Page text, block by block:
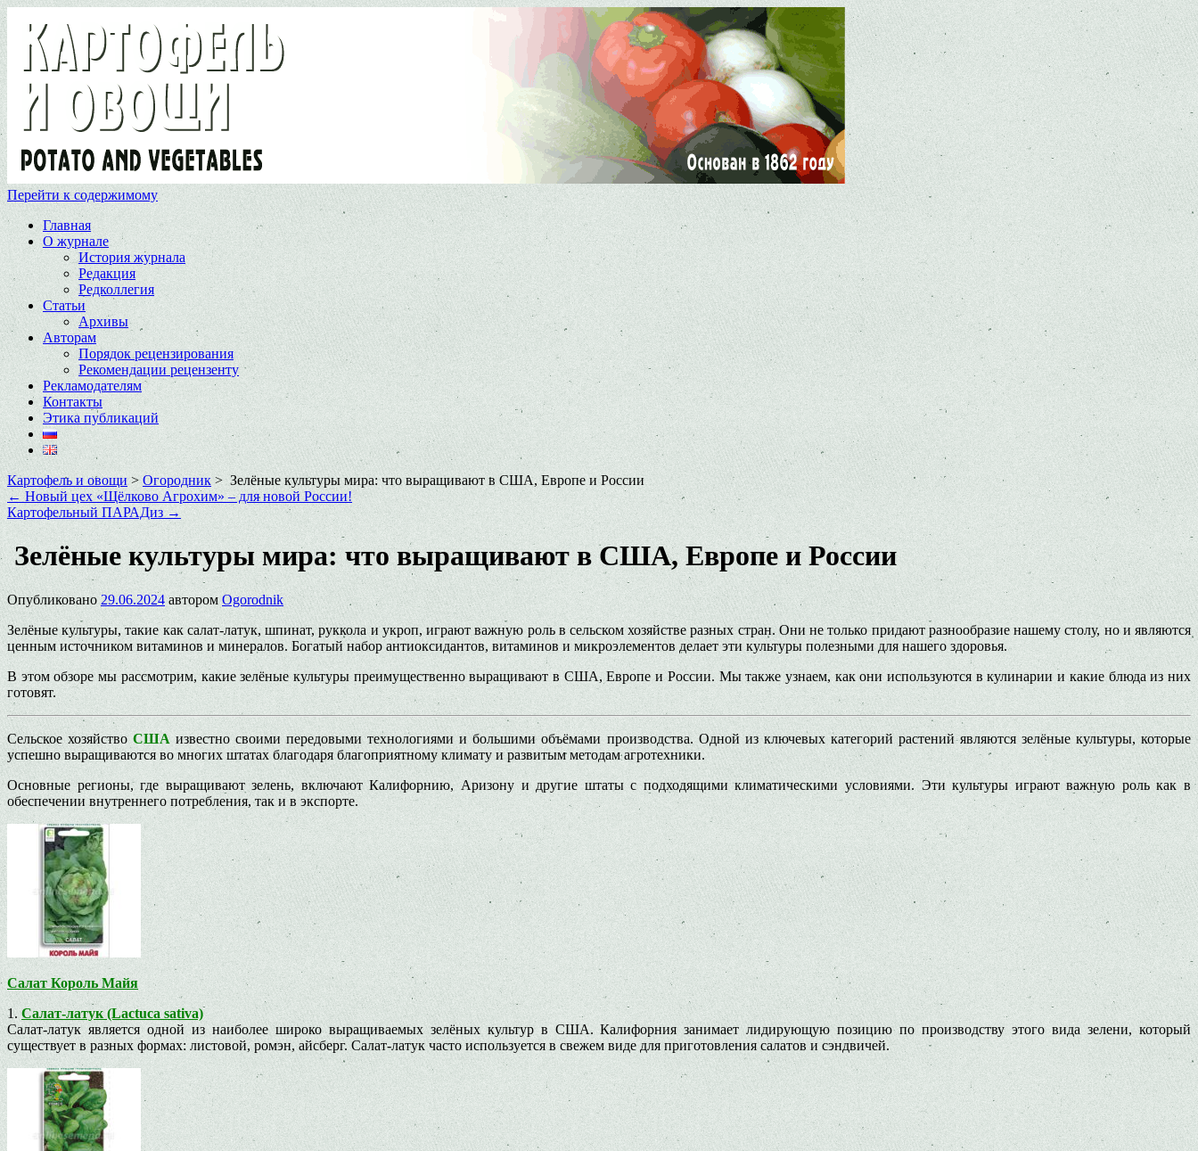
Перейти к содержимому
Главная
О журнале
История журнала
Редакция
Редколлегия
Статьи
Архивы
Авторам
Порядок рецензирования
Рекомендации рецензенту
Рекламодателям
Контакты
Этика публикаций
Картофель и овощи > Огородник >Зелёные культуры мира: что выращивают в США, Европе и России
← Новый цех «Щёлково Агрохим» – для новой России!
Картофельный ПАРАДиз→
Зелёные культуры мира: что выращивают в США, Европе и России
Опубликовано 29.06.2024 автором Ogorodnik
Зелёные культуры, такие как салат-латук, шпинат, руккола и укроп, играют важную роль в сельском хозяйстве разных стран. Они не только придают разнообразие нашему столу, но и являются
ценным источником витаминов и минералов. Богатый набор антиоксидантов, витаминов и микроэлементов делает эти культуры полезными для нашего здоровья.
В этом обзоре мы рассмотрим, какие зелёные культуры преимущественно выращивают в США, Европе и России. Мы также узнаем, как они используются в кулинарии и какие блюда из них
готовят.
Сельское хозяйствоСША известно своими передовыми технологиями и большими объёмами производства. Одной из ключевых категорий растений являются зелёные культуры, которые
успешно выращиваются во многих штатах благодаря благоприятному климату и развитым методам агротехники.
Основные регионы, где выращивают зелень, включают Калифорнию, Аризону и другие штаты с подходящими климатическими условиями. Эти культуры играют важную роль как в
обеспечении внутреннего потребления, так и в экспорте.
Салат Король Майя
1. Салат-латук (Lactuca sativa)
Салат-латук является одной из наиболее широко выращиваемых зелёных культур в США. Калифорния занимает лидирующую позицию по производству этого вида зелени, который
существует в разных формах: листовой, ромэн, айсберг. Салат-латук часто используется в свежем виде для приготовления салатов и сэндвичей.